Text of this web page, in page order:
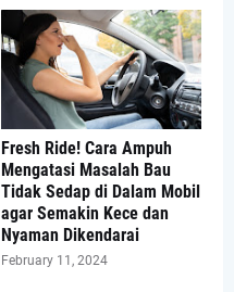
Fresh Ride! Cara Ampuh
Mengatasi Masalah Bau
Tidak Sedap di Dalam Mobil
agar Semakin Kece dan
Nyaman Dikendarai
February 11, 2024